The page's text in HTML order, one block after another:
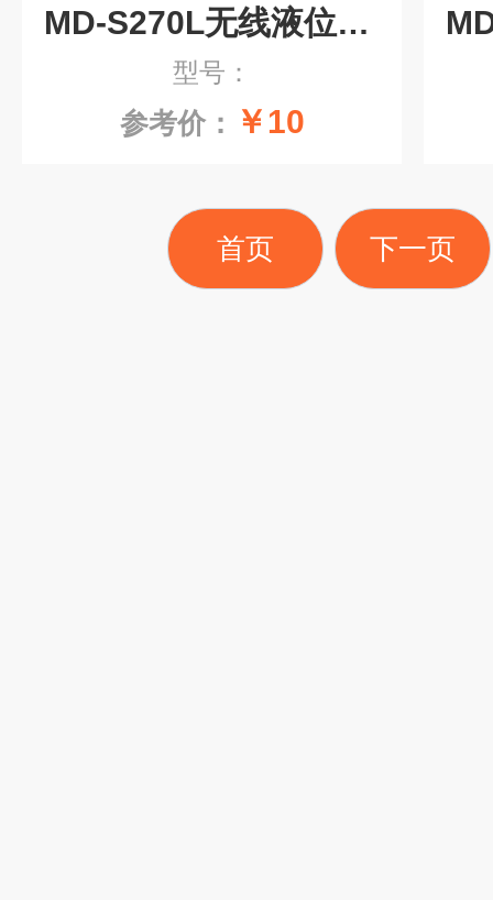
MD-S270L无线液位变送器传感器
型号：
参考价： ￥10
首页 下一页